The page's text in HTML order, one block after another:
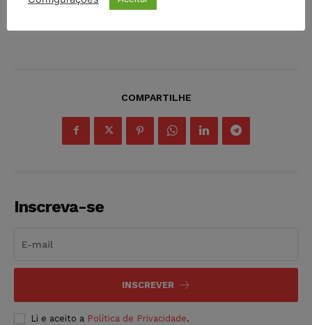
COMPARTILHE
Inscreva-se
INSCREVER
Li e aceito a Política de Privacidade.